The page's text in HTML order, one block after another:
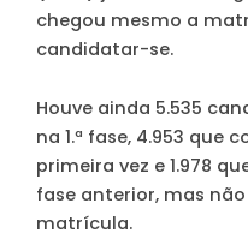
chegou mesmo a
candidatar-se.
Houve ainda 5.535
na 1.ª fase, 4.953 que
primeira vez e 1.978
fase anterior, mas
matrícula.